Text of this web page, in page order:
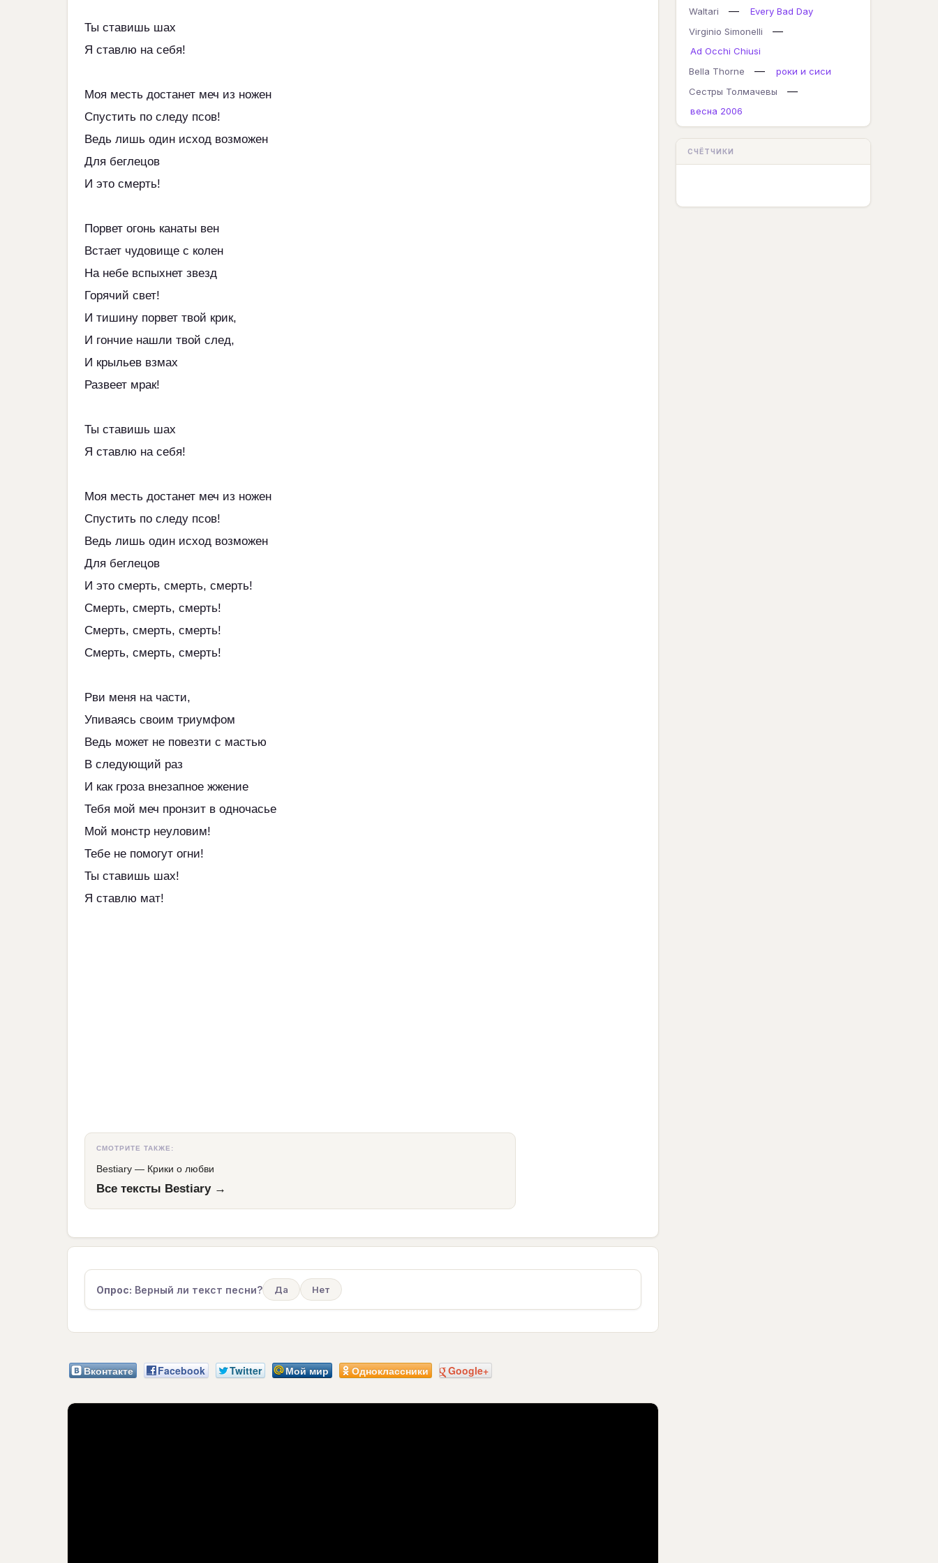
Ты ставишь шах
Я ставлю на себя!
Моя месть достанет меч из ножен
Спустить по следу псов!
Ведь лишь один исход возможен
Для беглецов
И это смерть!
Порвет огонь канаты вен
Встает чудовище с колен
На небе вспыхнет звезд
Горячий свет!
И тишину порвет твой крик,
И гончие нашли твой след,
И крыльев взмах
Развеет мрак!
Ты ставишь шах
Я ставлю на себя!
Моя месть достанет меч из ножен
Спустить по следу псов!
Ведь лишь один исход возможен
Для беглецов
И это смерть, смерть, смерть!
Смерть, смерть, смерть!
Смерть, смерть, смерть!
Смерть, смерть, смерть!
Рви меня на части,
Упиваясь своим триумфом
Ведь может не повезти с мастью
В следующий раз
И как гроза внезапное жжение
Тебя мой меч пронзит в одночасье
Мой монстр неуловим!
Тебе не помогут огни!
Ты ставишь шах!
Я ставлю мат!
СМОТРИТЕ ТАКЖЕ:
Bestiary — Крики о любви
Все тексты Bestiary →
Опрос: Верный ли текст песни? Да Нет
Вконтакте Facebook Twitter Мой мир Одноклассники Google+
Waltari
—
Every Bad Day
Virginio Simonelli
—
Ad Occhi Chiusi
Bella Thorne
—
роки и сиси
Сестры Толмачевы
—
весна 2006
СЧЁТЧИКИ